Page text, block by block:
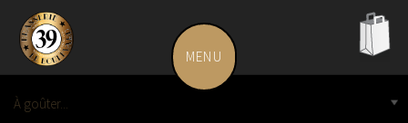
leboulevard.ch
MENU
À goûter...
vide